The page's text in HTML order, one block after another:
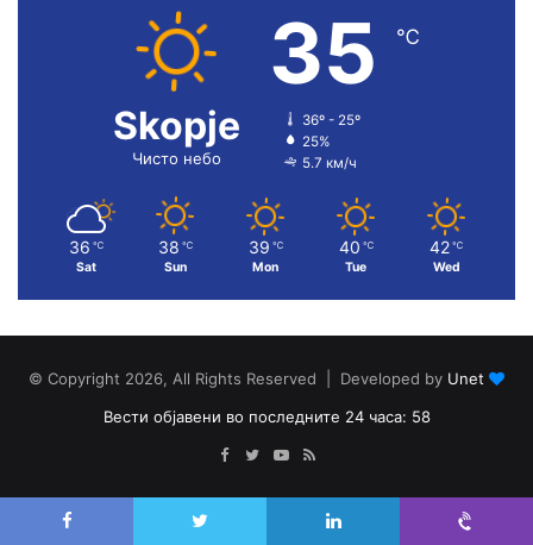
Skopje
Чисто небо
35 ℃
36º - 25º
25%
5.7 км/ч
36 ℃
Sat
38 ℃
Sun
39 ℃
Mon
40 ℃
Tue
42 ℃
Wed
© Copyright 2026, All Rights Reserved | Developed by Unet
Вести објавени во последните 24 часа: 58
Facebook
TwitterYouTube
RSS